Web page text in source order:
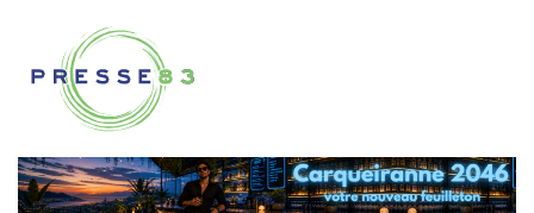
contenu
Presse 83